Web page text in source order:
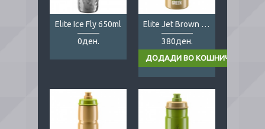
Elite Ice Fly 650ml
0ден.
Elite Jet Brown 550ml
380ден.